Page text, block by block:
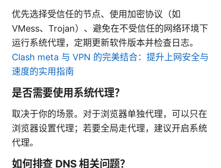
优先选择受信任的节点、使用加密协议（如
VMess、Trojan）、避免在不受信任的网络环境下
运行系统代理，定期更新软件版本并检查日志。
Clash meta 与 VPN 的完美结合：提升上网安全与
速度的实用指南
是否需要使用系统代理？
取决于你的场景。对于浏览器单独代理，可以只在
浏览器设置代理；若要全局走代理，建议开启系统
代理。
如何排查 DNS 相关问题？